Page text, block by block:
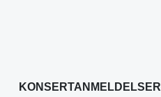
KONSERTANMELDELSER